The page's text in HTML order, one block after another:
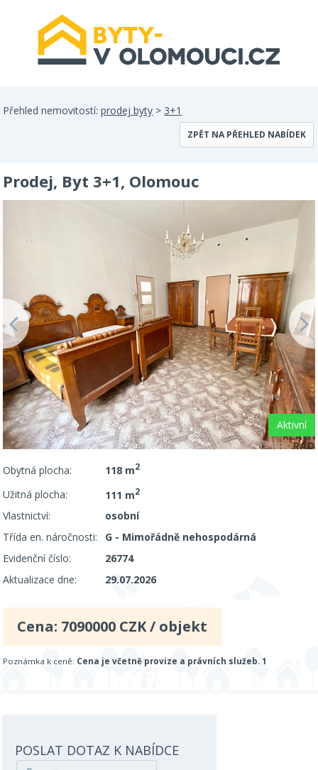
Přehled nemovitostí:prodej byty > 3+1
ZPĚT NA PŘEHLED NABÍDEK
Prodej, Byt 3+1, Olomouc
Aktivní
Obytná plocha: 118 m2
Užitná plocha: 111 m2
Vlastnictví:
osobní
Třída en. náročnosti:
G - Mimořádně nehospodárná
Evidenční číslo:
26774
Aktualizace dne:
29.07.2026
Cena: 7090000 CZK / objekt
Poznámka k ceně: Cena je včetně provize a právních služeb. 1
POSLAT DOTAZ K NABÍDCE